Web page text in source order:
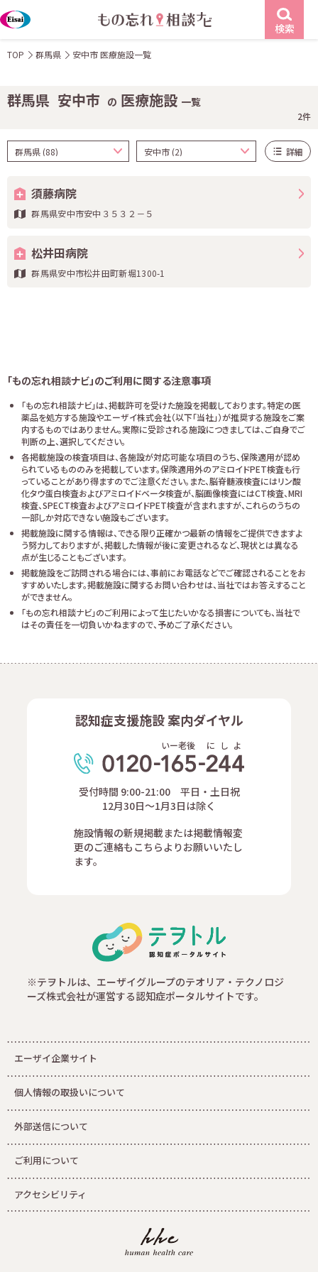
検索
TOP 群馬県 安中市 医療施設一覧
群馬県 安中市 の 医療施設 一覧
2件
詳細
須藤病院
群馬県安中市安中３５３２－５
松井田病院
群馬県安中市松井田町新堀1300-1
「もの忘れ相談ナビ」のご利用に関する注意事項
「もの忘れ相談ナビ」は、掲載許可を受けた施設を掲載しております。特定の医
薬品を処方する施設やエーザイ株式会社（以下「当社」）が推奨する施設をご案
内するものではありません。実際に受診される施設につきましては、ご自身でご
判断の上、選択してください。
各掲載施設の検査項目は、各施設が対応可能な項目のうち、保険適用が認め
られているもののみを掲載しています。保険適用外のアミロイドPET検査も行
っていることがあり得ますのでご注意ください。また、脳脊髄液検査にはリン酸
化タウ蛋白検査およびアミロイドベータ検査が、脳画像検査にはCT検査、MRI
検査、SPECT検査およびアミロイドPET検査が含まれますが、これらのうちの
一部しか対応できない施設もございます。
掲載施設に関する情報は、できる限り正確かつ最新の情報をご提供できますよ
う努力しておりますが、掲載した情報が後に変更されるなど、現状とは異なる
点が生じることもございます。
掲載施設をご訪問される場合には、事前にお電話などでご確認されることをお
すすめいたします。掲載施設に関するお問い合わせは、当社ではお答えすること
ができません。
「もの忘れ相談ナビ」のご利用によって生じたいかなる損害についても、当社で
はその責任を一切負いかねますので、予めご了承ください。
認知症支援施設 案内ダイヤル
いー老後 に し よ
受付時間 9:00-21:00 平日・土日祝
12月30日～1月3日は除く
施設情報の新規掲載または掲載情報変
更のご連絡もこちらよりお願いいたし
ます。
※テヲトルは、エーザイグループのテオリア・テクノロジ
ーズ株式会社が運営する認知症ポータルサイトです。
エーザイ企業サイト
個人情報の取扱いについて
外部送信について
ご利用について
アクセシビリティ